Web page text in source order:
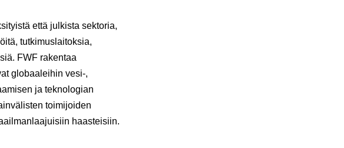
että julkista sektoria,
tutkimuslaitoksia,
FWF rakentaa
globaaleihin vesi-,
ja teknologian
toimijoiden
haasteisiin.